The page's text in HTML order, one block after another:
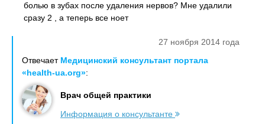
болью в зубах после удаления нервов? Мне удалили
сразу 2 , а теперь все ноет
27 ноября 2014 года
Отвечает Медицинский консультант портала
«health-ua.org»:
Врач общей практики
Информация о консультанте